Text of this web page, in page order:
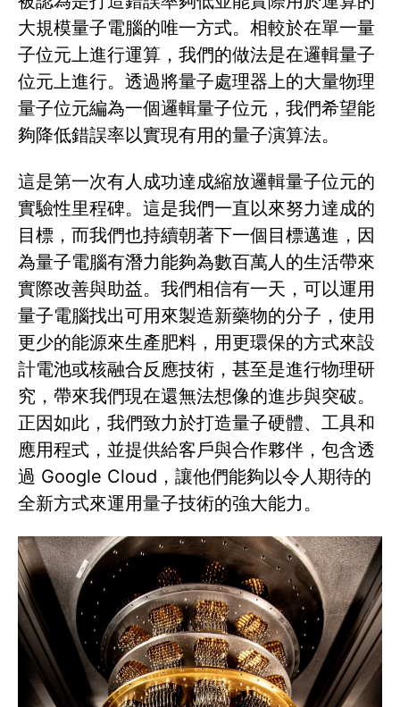
大規模量子電腦的唯一方式。相較於在單一量
子位元上進行運算，我們的做法是在邏輯量子
位元上進行。透過將量子處理器上的大量物理
量子位元編為一個邏輯量子位元，我們希望能
夠降低錯誤率以實現有用的量子演算法。
這是第一次有人成功達成縮放邏輯量子位元的
實驗性里程碑。這是我們一直以來努力達成的
目標，而我們也持續朝著下一個目標邁進，因
為量子電腦有潛力能夠為數百萬人的生活帶來
實際改善與助益。我們相信有一天，可以運用
量子電腦找出可用來製造新藥物的分子，使用
更少的能源來生產肥料，用更環保的方式來設
計電池或核融合反應技術，甚至是進行物理研
究，帶來我們現在還無法想像的進步與突破。
正因如此，我們致力於打造量子硬體、工具和
應用程式，並提供給客戶與合作夥伴，包含透
過 Google Cloud，讓他們能夠以令人期待的
全新方式來運用量子技術的強大能力。